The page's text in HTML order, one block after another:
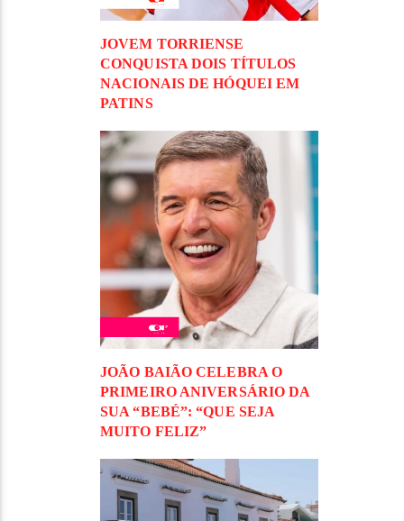
JOVEM TORRIENSE
CONQUISTA DOIS TÍTULOS
NACIONAIS DE HÓQUEI EM
PATINS
JOÃO BAIÃO CELEBRA O
PRIMEIRO ANIVERSÁRIO DA
SUA “BEBÉ”: “QUE SEJA
MUITO FELIZ”